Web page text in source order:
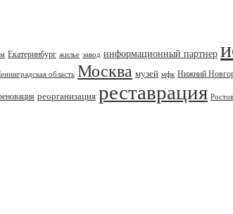
Екатеринбург жилье завод информационный партнер
область Москва музей мфк Нижний
реорганизация реставрация